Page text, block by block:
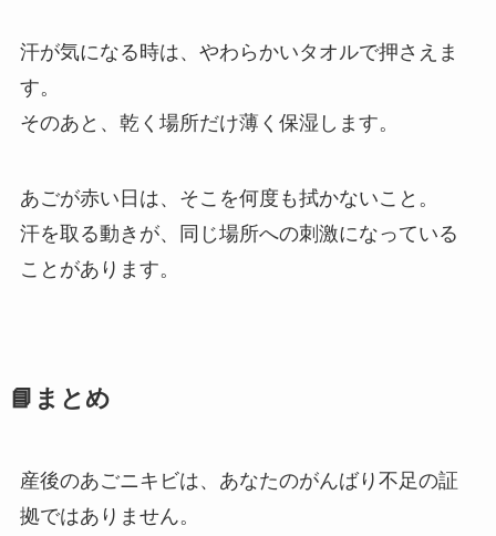
汗が気になる時は、やわらかいタオルで押さえま
す。
そのあと、乾く場所だけ薄く保湿します。
あごが赤い日は、そこを何度も拭かないこと。
汗を取る動きが、同じ場所への刺激になっている
ことがあります。
📘まとめ
産後のあごニキビは、あなたのがんばり不足の証
拠ではありません。